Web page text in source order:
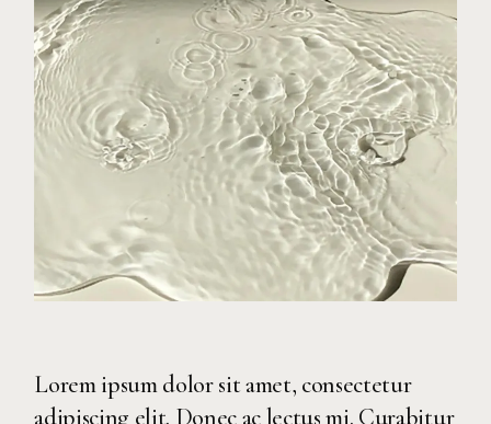
Lorem ipsum dolor sit amet, consectetur
adipiscing elit. Donec ac lectus mi. Curabitur